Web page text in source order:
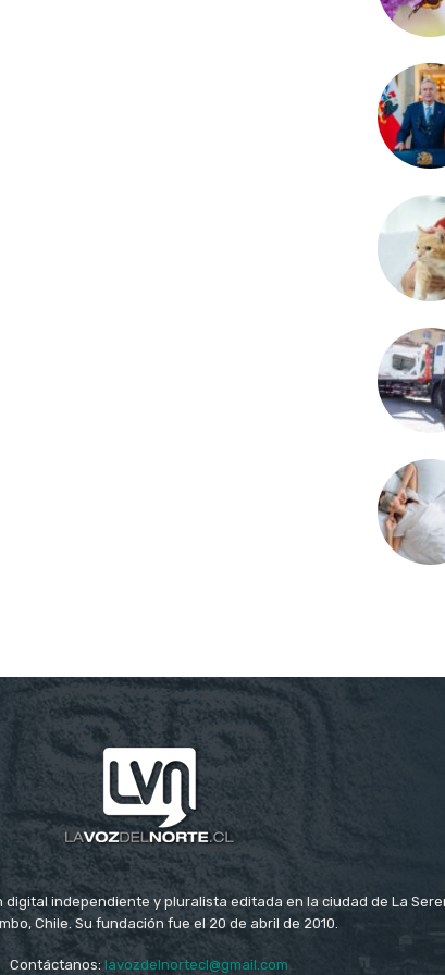
digital independiente y pluralista editada en la ciudad de La
Chile. Su fundación fue el 20 de abril de 2010.
Contáctanos: lavozdelnortecl@gmail.com